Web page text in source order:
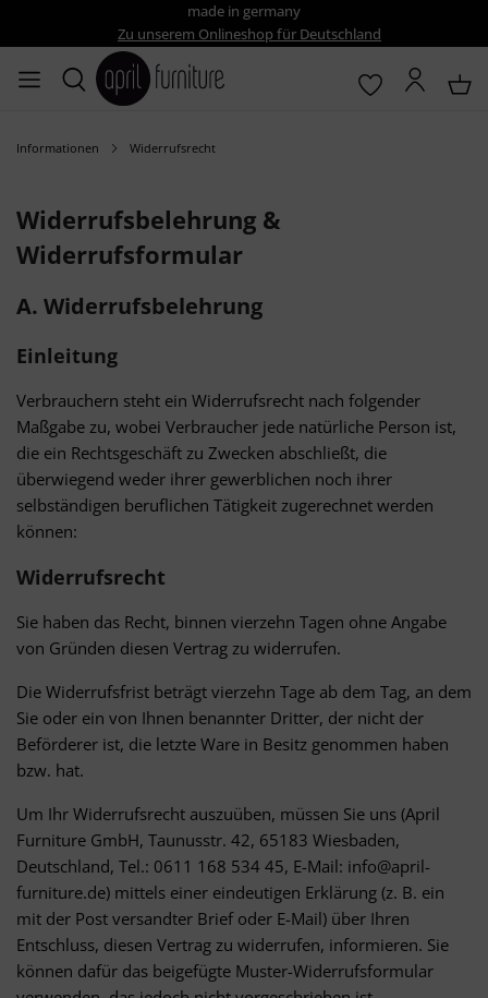
made in germany
Zu unserem Onlineshop für Deutschland
Informationen Widerrufsrecht
Widerrufsbelehrung &
Widerrufsformular
A. Widerrufsbelehrung
Einleitung
Verbrauchern steht ein Widerrufsrecht nach folgender
Maßgabe zu, wobei Verbraucher jede natürliche Person ist,
die ein Rechtsgeschäft zu Zwecken abschließt, die
überwiegend weder ihrer gewerblichen noch ihrer
selbständigen beruflichen Tätigkeit zugerechnet werden
können:
Widerrufsrecht
Sie haben das Recht, binnen vierzehn Tagen ohne Angabe
von Gründen diesen Vertrag zu widerrufen.
Die Widerrufsfrist beträgt vierzehn Tage ab dem Tag, an dem
Sie oder ein von Ihnen benannter Dritter, der nicht der
Beförderer ist, die letzte Ware in Besitz genommen haben
bzw. hat.
Um Ihr Widerrufsrecht auszuüben, müssen Sie uns (April
Furniture GmbH, Taunusstr. 42, 65183 Wiesbaden,
Deutschland, Tel.: 0611 168 534 45, E-Mail: info@april-
furniture.de) mittels einer eindeutigen Erklärung (z. B. ein
mit der Post versandter Brief oder E-Mail) über Ihren
Entschluss, diesen Vertrag zu widerrufen, informieren. Sie
können dafür das beigefügte Muster-Widerrufsformular